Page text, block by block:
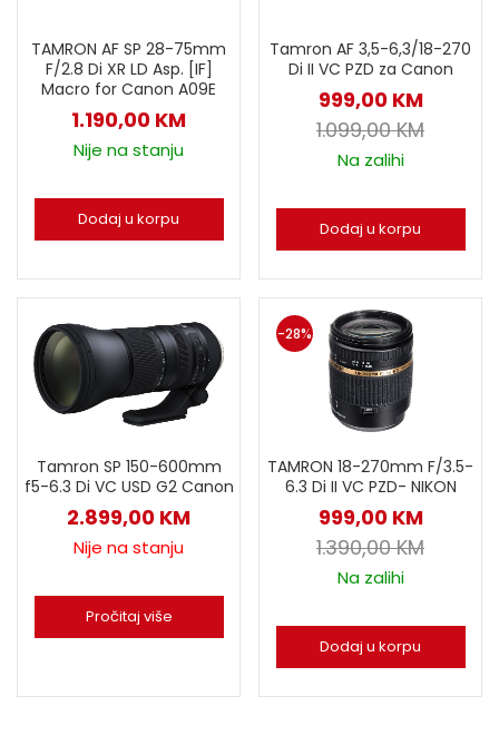
TAMRON AF SP 28-75mm
F/2.8 Di XR LD Asp. [IF]
Macro for Canon A09E
1.190,00 KM
Nije na stanju
Dodaj u korpu
Tamron AF 3,5-6,3/18-270
Di II VC PZD za Canon
999,00 KM
1.099,00KM
Na zalihi
Dodaj u korpu
Tamron SP 150-600mm
f5-6.3 Di VC USD G2 Canon
2.899,00 KM
Nije na stanju
Pročitaj više
-28%
TAMRON 18-270mm F/3.5-
6.3 Di II VC PZD- NIKON
999,00 KM
1.390,00KM
Na zalihi
Dodaj u korpu